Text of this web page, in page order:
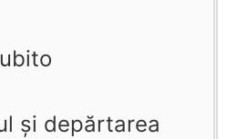
şi depărtarea